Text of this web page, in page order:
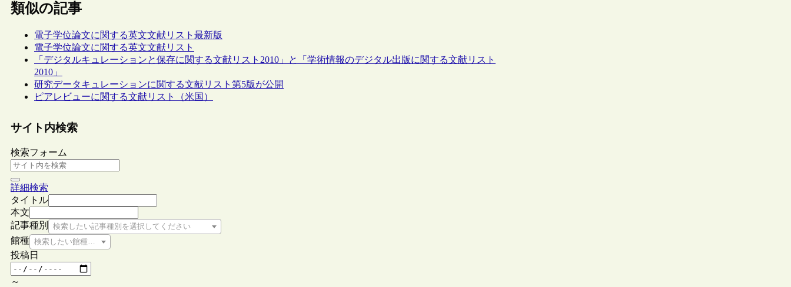
類似の記事
電子学位論文に関する英文文献リスト最新版
電子学位論文に関する英文文献リスト
「デジタルキュレーションと保存に関する文献リスト2010」と「学術情報のデジタル出版に関する文献リスト
2010」
研究データキュレーションに関する文献リスト第5版が公開
ピアレビューに関する文献リスト（米国）
サイト内検索
検索フォーム
詳細検索
タイトル
本文
記事種別
検索したい記事種別を選択してください
館種 検索したい館種を選択してください
投稿日
～